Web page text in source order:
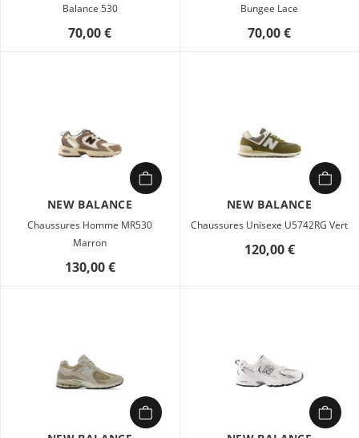
Balance 530
70,00 €
Bungee Lace
70,00 €
NEW BALANCE
Chaussures Homme MR530
Marron
130,00 €
NEW BALANCE
Chaussures Unisexe U5742RG Vert
120,00 €